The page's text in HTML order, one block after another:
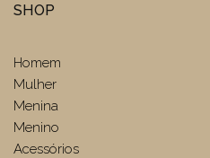
SHOP
Homem
Mulher
Menina
Menino
Acessórios